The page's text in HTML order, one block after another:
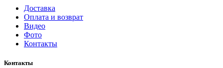
Доставка
Оплата и возврат
Видео
Фото
Контакты
Контакты